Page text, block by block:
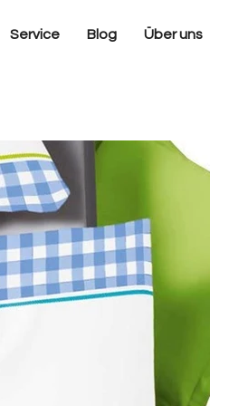
Service Blog Über uns